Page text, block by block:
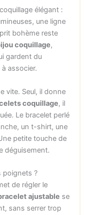
élégant :
une ligne
bohème reste
coquillage,
gardent du
associer.
vite. Seul, il donne
coquillage, il
Le bracelet perlé
un t-shirt, une
petite touche de
déguisement.
poignets ?
de régler le
ajustable se
sans serrer trop